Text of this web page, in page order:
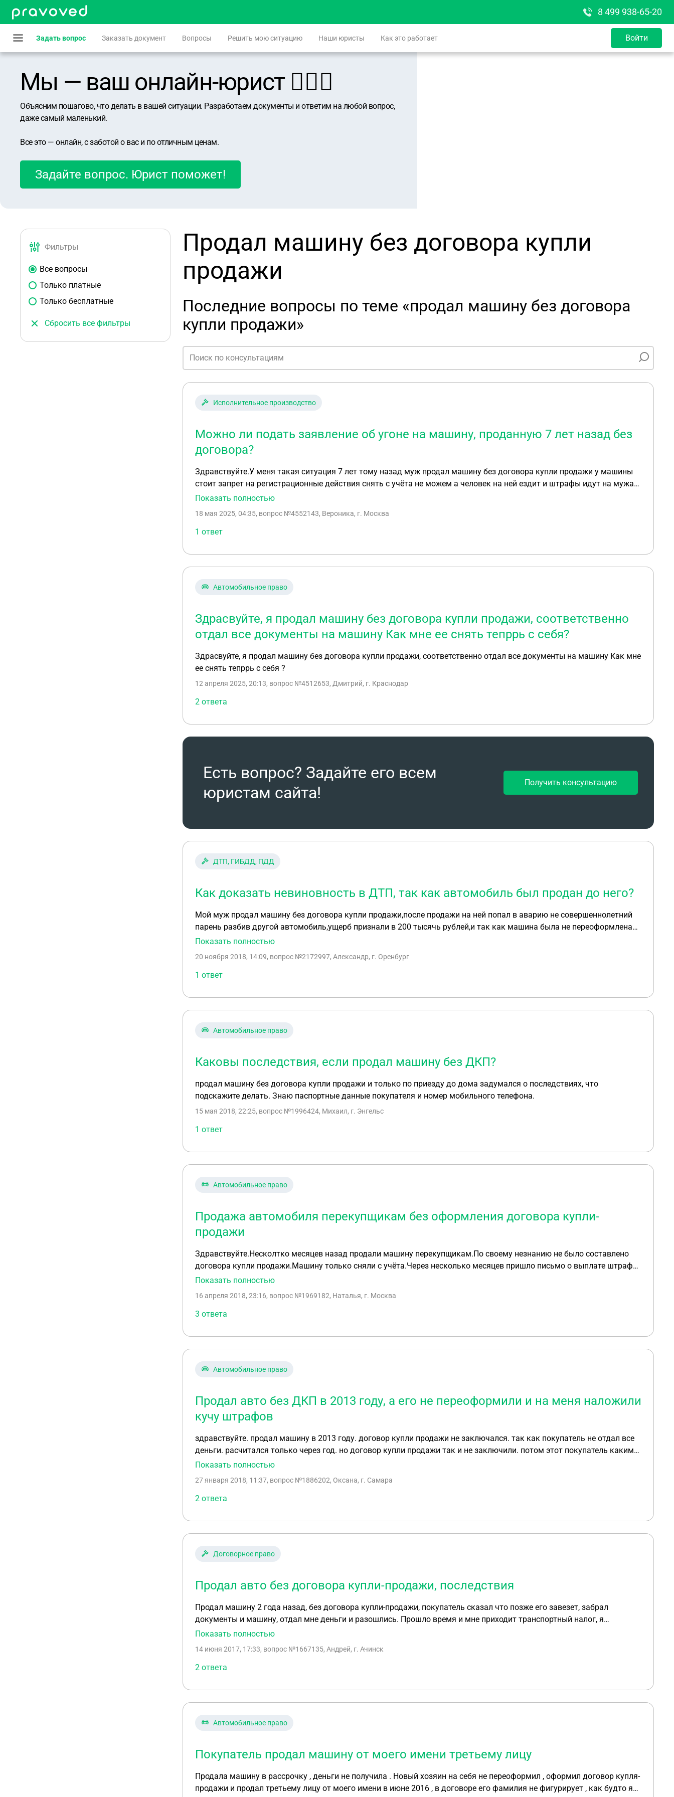
8 499 938-65-20
Задать вопрос Заказать документ Вопросы Решить мою ситуацию Наши юристы Как это работает Войти
Мы — ваш онлайн-юрист 👨🏻‍⚖️
Объясним пошагово, что делать в вашей ситуации. Разработаем документы и ответим на любой вопрос,
даже самый маленький.
Все это — онлайн, с заботой о вас и по отличным ценам.
Задайте вопрос. Юрист поможет!
Фильтры
Все вопросы
Только платные
Только бесплатные
Сбросить все фильтры
Продал машину без договора купли
продажи
Последние вопросы по теме «продал машину без договора
купли продажи»
Исполнительное производство
Можно ли подать заявление об угоне на машину, проданную 7 лет назад без
договора?
Здравствуйте.У меня такая ситуация 7 лет тому назад муж продал машину без договора купли продажи у машины
стоит запрет на регистрационные действия снять с учёта не можем а человек на ней ездит и штрафы идут на мужа
.Скажите можно ли её подать на угон
Показать полностью
18 мая 2025, 04:35, вопрос №4552143, Вероника, г. Москва
1 ответ
Автомобильное право
Здрасвуйте, я продал машину без договора купли продажи, соответственно
отдал все документы на машину Как мне ее снять тепррь с себя?
Здрасвуйте, я продал машину без договора купли продажи, соответственно отдал все документы на машину Как мне
ее снять тепррь с себя ?
12 апреля 2025, 20:13, вопрос №4512653, Дмитрий, г. Краснодар
2 ответа
Есть вопрос? Задайте его всем
юристам сайта!
Получить консультацию
ДТП, ГИБДД, ПДД
Как доказать невиновность в ДТП, так как автомобиль был продан до него?
Мой муж продал машину без договора купли продажи,после продажи на ней попал в аварию не совершеннолетний
парень разбив другой автомобиль,ущерб признали в 200 тысячь рублей,и так как машина была не переоформлена
долг выститывают с рарплаты моего мужа в размере 50% с зарплаты,но он же не в чем не виноват!что нам теперь
Показать полностью
20 ноября 2018, 14:09, вопрос №2172997, Александр, г. Оренбург
1 ответ
Автомобильное право
Каковы последствия, если продал машину без ДКП?
продал машину без договора купли продажи и только по приезду до дома задумался о последствиях, что
подскажите делать. Знаю паспортные данные покупателя и номер мобильного телефона.
15 мая 2018, 22:25, вопрос №1996424, Михаил, г. Энгельс
1 ответ
Автомобильное право
Продажа автомобиля перекупщикам без оформления договора купли-
продажи
Здравствуйте.Несколтко месяцев назад продали машину перекупщикам.По своему незнанию не было составлено
договора купли продажи.Машину только сняли с учёта.Через несколько месяцев пришло письмо о выплате штрафа
о превышении скорости на мое имя.Телефон перекупщика заблокирован.Подскажите пожалуйста что делать в этой
Показать полностью
16 апреля 2018, 23:16, вопрос №1969182, Наталья, г. Москва
3 ответа
Автомобильное право
Продал авто без ДКП в 2013 году, а его не переоформили и на меня наложили
кучу штрафов
здравствуйте. продал машину в 2013 году. договор купли продажи не заключался. так как покупатель не отдал все
деньги. расчитался только через год. но договор купли продажи так и не заключили. потом этот покупатель каким
то образом продал эту машину другим людям. сейчас на данный момент на учете в гаи стоит на мне, находится в
Показать полностью
27 января 2018, 11:37, вопрос №1886202, Оксана, г. Самара
2 ответа
Договорное право
Продал авто без договора купли-продажи, последствия
Продал машину 2 года назад, без договора купли-продажи, покупатель сказал что позже его завезет, забрал
документы и машину, отдал мне деньги и разошлись. Прошло время и мне приходит транспортный налог, я
попытался связаться с покупателем, а его уже и след простыл и как мне теперь быть??
Показать полностью
14 июня 2017, 17:33, вопрос №1667135, Андрей, г. Ачинск
2 ответа
Автомобильное право
Покупатель продал машину от моего имени третьему лицу
Продала машину в рассрочку , деньги не получила . Новый хозяин на себя не переоформил , оформил договор купля-
продажи и продал третьему лицу от моего имени в июне 2016 , в договоре его фамилия не фигурирует , как будто я